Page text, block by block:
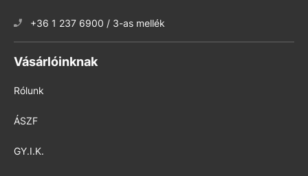
+36 1 237 6900 / 3-as mellék
Vásárlóinknak
Rólunk
ÁSZF
GY.I.K.